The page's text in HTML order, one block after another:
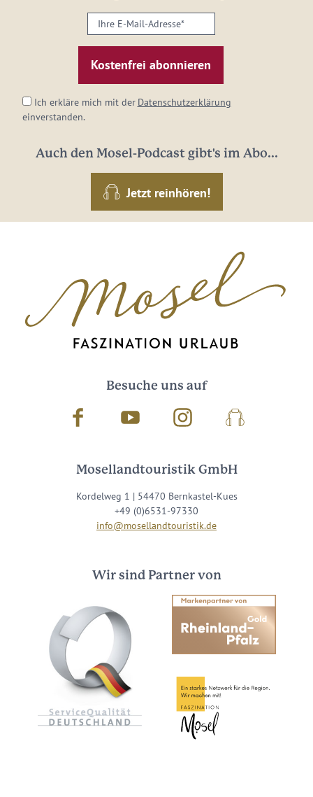
Ihre
E-
Mail-
Adresse:
Ich erkläre mich mit der Datenschutzerklärung
einverstanden.
Auch den Mosel-Podcast gibt's im Abo...
Jetzt reinhören!
Besuche uns auf
Facebook Youtube InstagramPodcast
Mosellandtouristik GmbH
Kordelweg 1 | 54470 Bernkastel-Kues
+49 (0)6531-97330
info@mosellandtouristik.de
Wir sind Partner von